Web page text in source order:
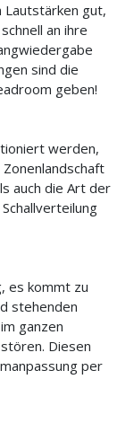
Lautstärken gut,
an ihre
sind die
geben!
werden,
auch die Art der
es kommt zu
stehenden
ganzen
Diesen
per